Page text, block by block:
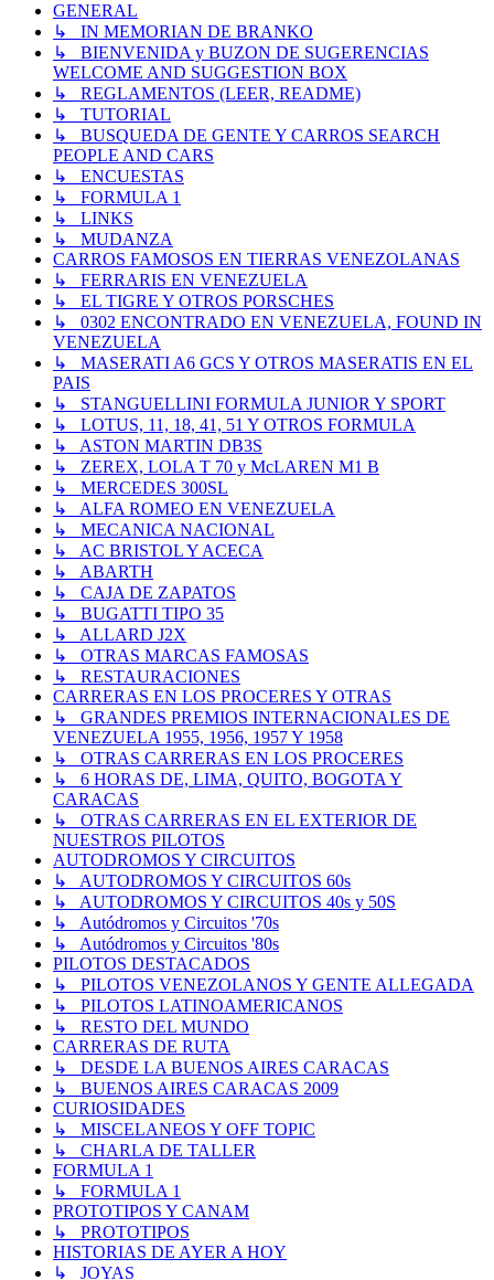
GENERAL
↳ IN MEMORIAN DE BRANKO
↳ BIENVENIDA y BUZON DE SUGERENCIAS
WELCOME AND SUGGESTION BOX
↳ REGLAMENTOS (LEER, README)
↳ TUTORIAL
↳ BUSQUEDA DE GENTE Y CARROS SEARCH
PEOPLE AND CARS
↳ ENCUESTAS
↳ FORMULA 1
↳ LINKS
↳ MUDANZA
CARROS FAMOSOS EN TIERRAS VENEZOLANAS
↳ FERRARIS EN VENEZUELA
↳ EL TIGRE Y OTROS PORSCHES
↳ 0302 ENCONTRADO EN VENEZUELA, FOUND IN
VENEZUELA
↳ MASERATI A6 GCS Y OTROS MASERATIS EN EL
PAIS
↳ STANGUELLINI FORMULA JUNIOR Y SPORT
↳ LOTUS, 11, 18, 41, 51 Y OTROS FORMULA
↳ ASTON MARTIN DB3S
↳ ZEREX, LOLA T 70 y McLAREN M1 B
↳ MERCEDES 300SL
↳ ALFA ROMEO EN VENEZUELA
↳ MECANICA NACIONAL
↳ AC BRISTOL Y ACECA
↳ ABARTH
↳ CAJA DE ZAPATOS
↳ BUGATTI TIPO 35
↳ ALLARD J2X
↳ OTRAS MARCAS FAMOSAS
↳ RESTAURACIONES
CARRERAS EN LOS PROCERES Y OTRAS
↳ GRANDES PREMIOS INTERNACIONALES DE
VENEZUELA 1955, 1956, 1957 Y 1958
↳ OTRAS CARRERAS EN LOS PROCERES
↳ 6 HORAS DE, LIMA, QUITO, BOGOTA Y
CARACAS
↳ OTRAS CARRERAS EN EL EXTERIOR DE
NUESTROS PILOTOS
AUTODROMOS Y CIRCUITOS
↳ AUTODROMOS Y CIRCUITOS 60s
↳ AUTODROMOS Y CIRCUITOS 40s y 50S
↳ Autódromos y Circuitos '70s
↳ Autódromos y Circuitos '80s
PILOTOS DESTACADOS
↳ PILOTOS VENEZOLANOS Y GENTE ALLEGADA
↳ PILOTOS LATINOAMERICANOS
↳ RESTO DEL MUNDO
CARRERAS DE RUTA
↳ DESDE LA BUENOS AIRES CARACAS
↳ BUENOS AIRES CARACAS 2009
CURIOSIDADES
↳ MISCELANEOS Y OFF TOPIC
↳ CHARLA DE TALLER
FORMULA 1
↳ FORMULA 1
PROTOTIPOS Y CANAM
↳ PROTOTIPOS
HISTORIAS DE AYER A HOY
↳ JOYAS